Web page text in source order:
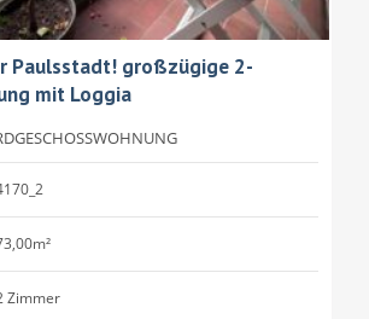
Paulsstadt! großzügige 2-
mit Loggia
Zimmer